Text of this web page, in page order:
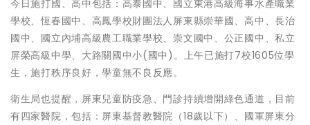
今日施打國、高中包括：高泰國中、國立東港高級海事水產職業
學校、恆春國中、高鳳學校財團法人屏東縣崇華國、高中、長治
國中、國立內埔高級農工職業學校、崇文國中、公正國中、私立
屏榮高級中學、大路關國中小(國中)。上午已施打7校1605位學
生，施打秩序良好，學童無不良反應。
衛生局也提醒，屏東兒童防疫急、門診持續增開綠色通道，目前
有四家醫院，包括：屏東基督教醫院（18歲以下）、國軍屏東分